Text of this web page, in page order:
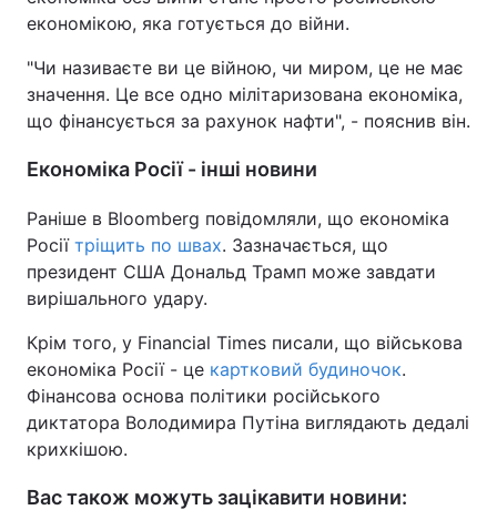
економікою, яка готується до війни.
"Чи називаєте ви це війною, чи миром, це не має
значення. Це все одно мілітаризована економіка,
що фінансується за рахунок нафти", - пояснив він.
Економіка Росії - інші новини
Раніше в Bloomberg повідомляли, що економіка
Росії тріщить по швах. Зазначається, що
президент США Дональд Трамп може завдати
вирішального удару.
Крім того, у Financial Times писали, що військова
економіка Росії - це картковий будиночок.
Фінансова основа політики російського
диктатора Володимира Путіна виглядають дедалі
крихкішою.
Вас також можуть зацікавити новини: